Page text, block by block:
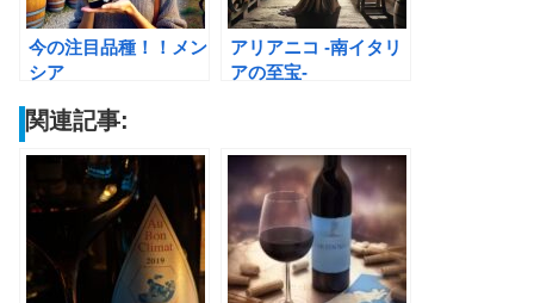
今の注目品種！！メン
シア
アリアニコ -南イタリ
アの至宝-
関連記事: